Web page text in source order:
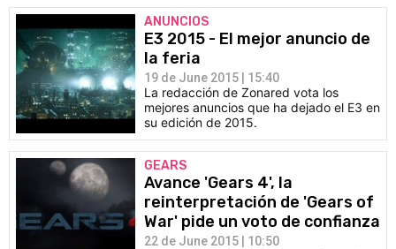
ANUNCIOS
E3 2015 - El mejor anuncio de
la feria
19 de June 2015 | 15:40
La redacción de Zonared vota los
mejores anuncios que ha dejado el E3 en
su edición de 2015.
GEARS
Avance 'Gears 4', la
reinterpretación de 'Gears of
War' pide un voto de confianza
22 de June 2015 | 10:50